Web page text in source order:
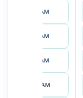
8:30 AM
9:00 AM
9:30 AM
10:00 AM